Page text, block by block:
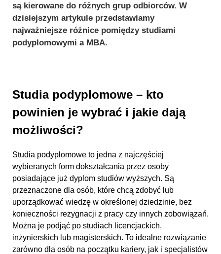
są kierowane do różnych grup odbiorców. W
dzisiejszym artykule przedstawiamy
najważniejsze różnice pomiędzy studiami
podyplomowymi a MBA.
Studia podyplomowe – kto
powinien je wybrać i jakie dają
możliwości?
Studia podyplomowe to jedna z najczęściej
wybieranych form dokształcania przez osoby
posiadające już dyplom studiów wyższych. Są
przeznaczone dla osób, które chcą zdobyć lub
uporządkować wiedzę w określonej dziedzinie, bez
konieczności rezygnacji z pracy czy innych zobowiązań.
Można je podjąć po studiach licencjackich,
inżynierskich lub magisterskich. To idealne rozwiązanie
zarówno dla osób na początku kariery, jak i specjalistów